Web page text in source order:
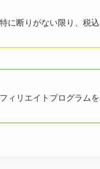
に断りがない限り、税
ィリエイトプログラム